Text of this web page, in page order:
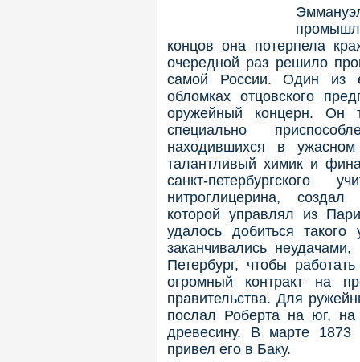
концов она потерпела
очередной раз решило
самой России. Один из
обломках отцовского
оружейный концерн. Он
специально
находившихся в
талантливый химик и
санкт-
нитроглицерина,
которой управлял из
удалось добиться
заканчивались
Петербург, чтобы
огромный контракт на
правительства. Для
послал Роберта на юг, на
древесину. В марте 1873
привел его в Баку.